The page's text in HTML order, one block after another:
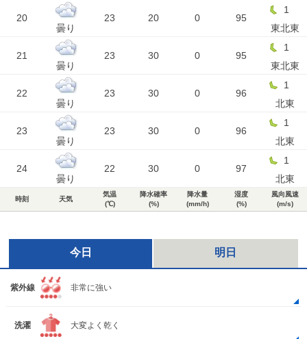
20
曇り
23 20 0 95
1
東北東
21
曇り
23 30 0 95
1
東北東
22
曇り
23 30 0 96
1
北東
23
曇り
23 30 0 96
1
北東
24
曇り
22 30 0 97
1
北東
時刻 天気
気温
(℃)
降水確率
(%)
降水量
(mm/h)
湿度
(%)
風向風速
(m/s)
今日 明日
紫外線 非常に強い
洗濯 大変よく乾く